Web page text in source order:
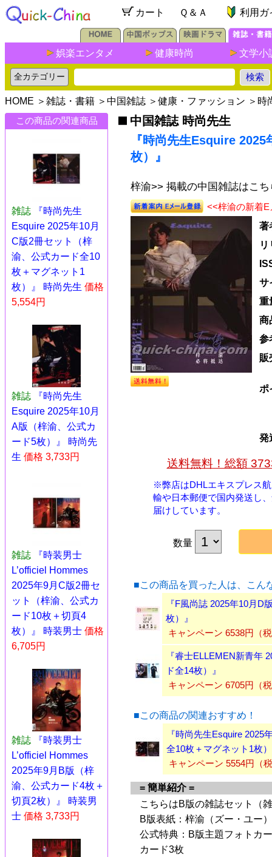
カート Ｑ＆Ａ 利用ガ
娯楽エンタメ 健康時尚 文学小
HOME ＞ 雑誌・書籍 ＞ 中国雑誌 ＞ 健康・ファッション ＞ 時
この商品の関連商品
雑誌
『時尚先生
Esquire 2025年10月
C版2冊セット（梓
渝、公式カード全10
枚＋マグネット1
枚）』 時尚先生 価格
5,554円
雑誌
『時尚先生
Esquire 2025年10月
A版（梓渝、公式カ
ード5枚）』 時尚先
生 価格 3,733円
雑誌
『時装男士
L’officiel Hommes
2025年9月C版2冊セ
ット（梓渝、公式カ
ード10枚＋切頁4
枚）』 時装男士 価格
6,705円
雑誌
『時装男士
L’officiel Hommes
2025年9月B版（梓
渝、公式カード4枚＋
切頁2枚）』 時装男
士 価格 3,733円
中国雑誌 時尚先生
『時尚先生Esquire
枚）』
梓渝>> 掲載の中国雑誌はこち
<<梓渝の新着
著
サ
重
商
参
販
ポ
発
送料無料！総額
※弊店はDHLエキスプレス
輸や日本郵便で国内発送し
届けしています。
数量
■この商品を買った人は、こん
『F風尚誌 2025年10月D
枚）』
キャンペーン 6538円（
『睿士ELLEMEN新青年
ド全14枚）』
キャンペーン 6705円（
■この商品の関連おすすめ！
『時尚先生Esquire 2025
全10枚＋マグネット1枚
キャンペーン 5554円（
= 簡単紹介 =
こちらはB版の雑誌セット（
B版表紙：梓渝（ズー・ユー
公式特典：B版主題フォトカ
カード3枚